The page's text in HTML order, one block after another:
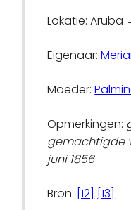
Lokatie:
Eigenaar:
Moeder:
Opmerkingen:
gemachtigde
juni 1856
Bron: [12] [13]